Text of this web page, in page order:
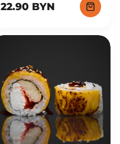
22.90 BYN